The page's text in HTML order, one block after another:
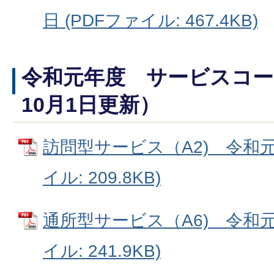
日 (PDFファイル: 467.4KB)
令和元年度 サービスコ
10月1日更新）
訪問型サービス（A2) 令和
イル: 209.8KB)
通所型サービス（A6) 令和
イル: 241.9KB)